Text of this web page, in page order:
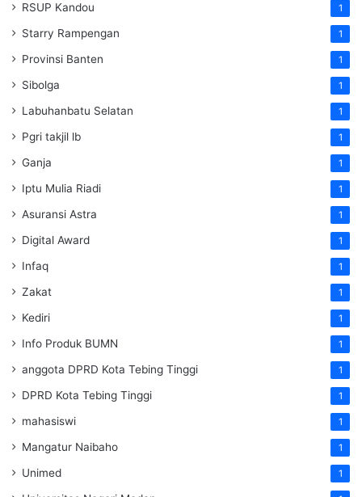
RSUP Kandou 1
Starry Rampengan 1
Provinsi Banten 1
Sibolga 1
Labuhanbatu Selatan 1
Pgri takjil lb 1
Ganja 1
Iptu Mulia Riadi 1
Asuransi Astra 1
Digital Award 1
Infaq 1
Zakat 1
Kediri 1
Info Produk BUMN 1
anggota DPRD Kota Tebing Tinggi 1
DPRD Kota Tebing Tinggi 1
mahasiswi 1
Mangatur Naibaho 1
Unimed 1